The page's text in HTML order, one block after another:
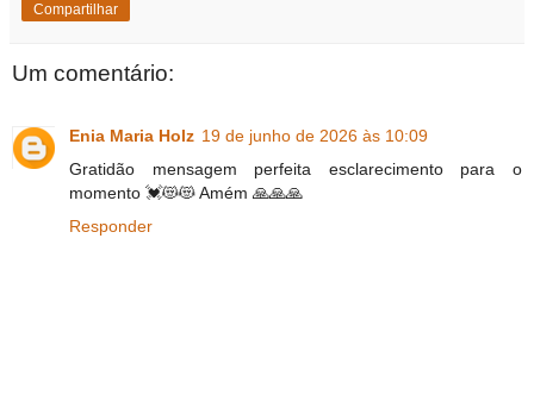
Compartilhar
Um comentário:
Enia Maria Holz 19 de junho de 2026 às 10:09
Gratidão mensagem perfeita esclarecimento para o
momento 💓😻😻 Amém 🙏🙏🙏
Responder